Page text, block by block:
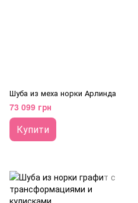
Шуба из меха норки Арлинда
73 099 грн
Купити